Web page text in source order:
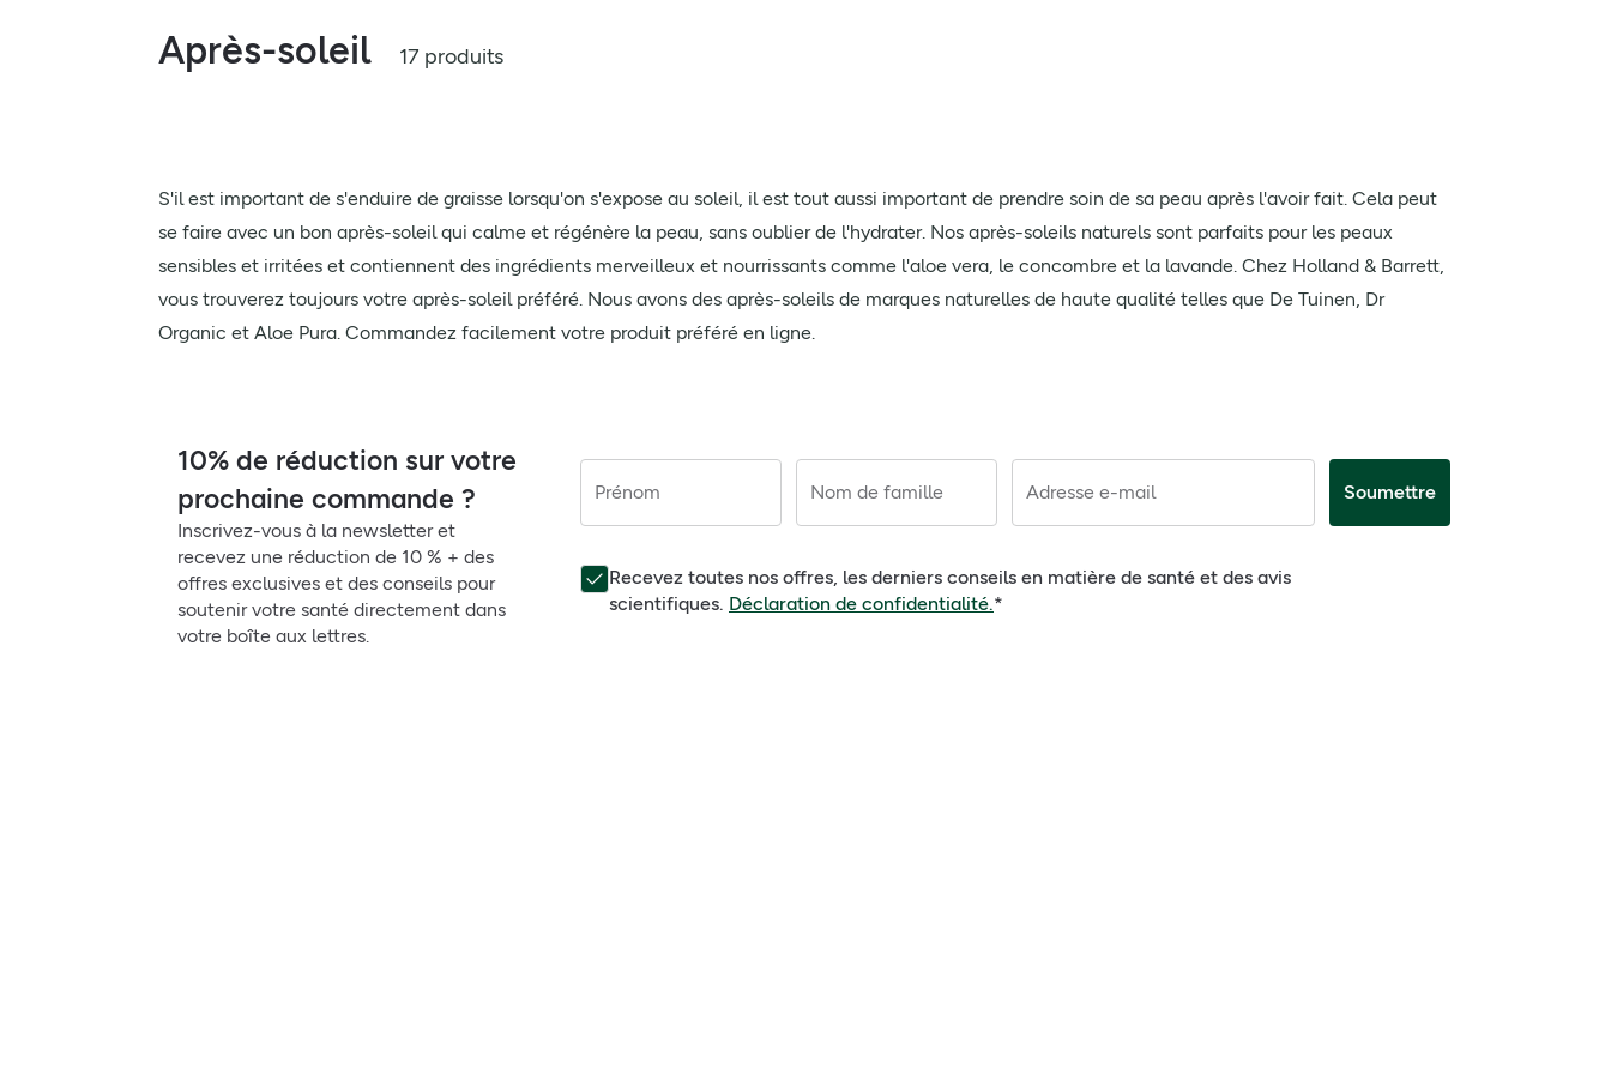
Après-soleil 17 produits
S'il est important de s'enduire de graisse lorsqu'on s'expose au soleil, il est tout aussi important de prendre soin de sa peau après l'avoir fait. Cela peut
se faire avec un bon après-soleil qui calme et régénère la peau, sans oublier de l'hydrater. Nos après-soleils naturels sont parfaits pour les peaux
sensibles et irritées et contiennent des ingrédients merveilleux et nourrissants comme l'aloe vera, le concombre et la lavande. Chez Holland & Barrett,
vous trouverez toujours votre après-soleil préféré. Nous avons des après-soleils de marques naturelles de haute qualité telles que De Tuinen, Dr
Organic et Aloe Pura. Commandez facilement votre produit préféré en ligne.
10% de réduction sur votre
prochaine commande ?
Inscrivez-vous à la newsletter et
recevez une réduction de 10 % + des
offres exclusives et des conseils pour
soutenir votre santé directement dans
votre boîte aux lettres.
Prénom Nom de famille Adresse e-mail Soumettre
Recevez toutes nos offres, les derniers conseils en matière de santé et des avis
scientifiques. Déclaration de confidentialité.*